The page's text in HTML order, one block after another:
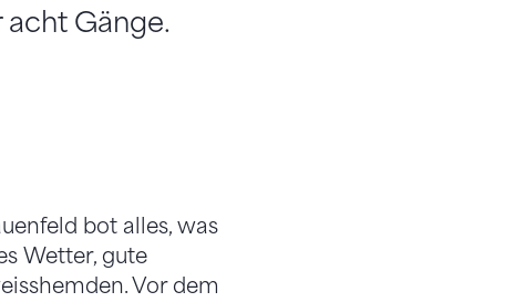
Gänge.
bot alles, was
Wetter, gute
Vor dem